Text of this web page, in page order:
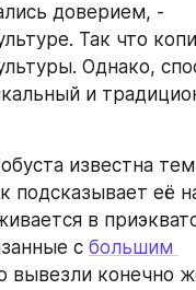
доверием, -
Так что
Однако,
и
известна
подсказывает её
в
с большим
вывезли конечно